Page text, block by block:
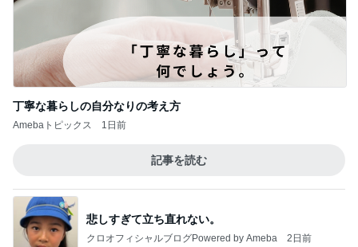
丁寧な暮らしの自分なりの考え方
Amebaトピックス 1日前
記事を読む
悲しすぎて立ち直れない。
クロオフィシャルブログPowered by Ameba 2日前